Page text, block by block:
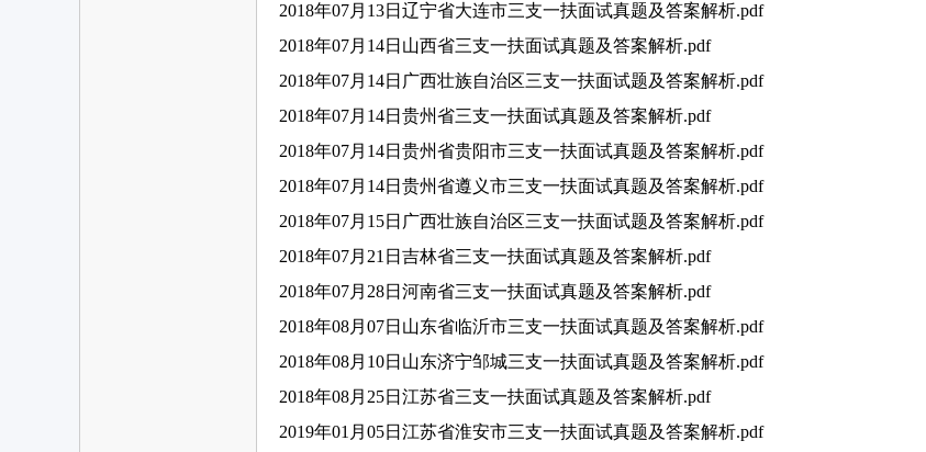
2018年07月13日辽宁省大连市三支一扶面试真题及答案解析.pdf
2018年07月14日山西省三支一扶面试真题及答案解析.pdf
2018年07月14日广西壮族自治区三支一扶面试题及答案解析.pdf
2018年07月14日贵州省三支一扶面试真题及答案解析.pdf
2018年07月14日贵州省贵阳市三支一扶面试真题及答案解析.pdf
2018年07月14日贵州省遵义市三支一扶面试真题及答案解析.pdf
2018年07月15日广西壮族自治区三支一扶面试题及答案解析.pdf
2018年07月21日吉林省三支一扶面试真题及答案解析.pdf
2018年07月28日河南省三支一扶面试真题及答案解析.pdf
2018年08月07日山东省临沂市三支一扶面试真题及答案解析.pdf
2018年08月10日山东济宁邹城三支一扶面试真题及答案解析.pdf
2018年08月25日江苏省三支一扶面试真题及答案解析.pdf
2019年01月05日江苏省淮安市三支一扶面试真题及答案解析.pdf